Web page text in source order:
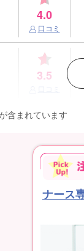
4.0
口コミ
3.5
含まれています
ナース